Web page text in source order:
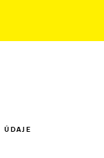
ÚDAJE